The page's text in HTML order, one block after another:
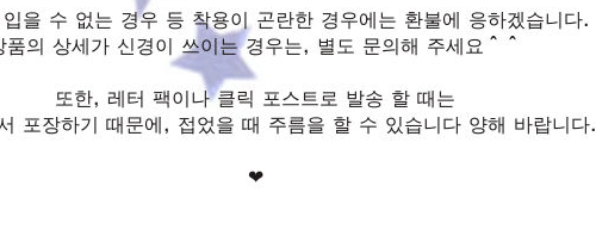
입을 수 없는 경우 등 착용이 곤란한 경우에는 환불에 응하겠습니다.
품의 상세가 신경이 쓰이는 경우는, 별도 문의해 주세요＾＾
또한, 레터 팩이나 클릭 포스트로 발송 할 때는
포장하기 때문에, 접었을 때 주름을 할 수 있습니다 양해 바랍니다.
❤︎